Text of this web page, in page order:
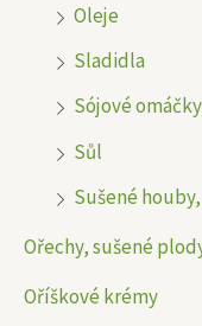
Oleje
Sladidla
Sójové
Sůl
Sušené
Ořechy, sušené
Oříškové krémy